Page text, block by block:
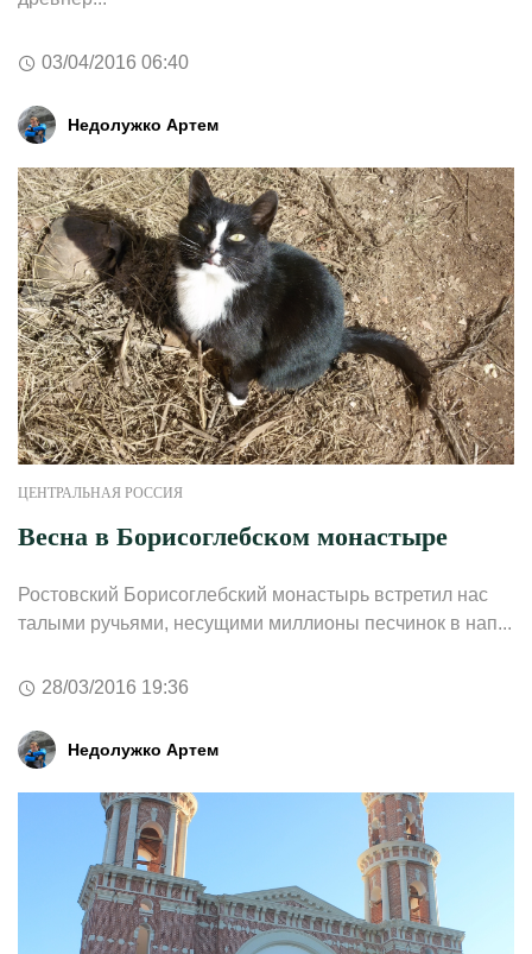
03/04/2016 06:40
Недолужко Артем
ЦЕНТРАЛЬНАЯ РОССИЯ
Весна в Борисоглебском монастыре
Ростовский Борисоглебский монастырь встретил нас
талыми ручьями, несущими миллионы песчинок в нап...
28/03/2016 19:36
Недолужко Артем